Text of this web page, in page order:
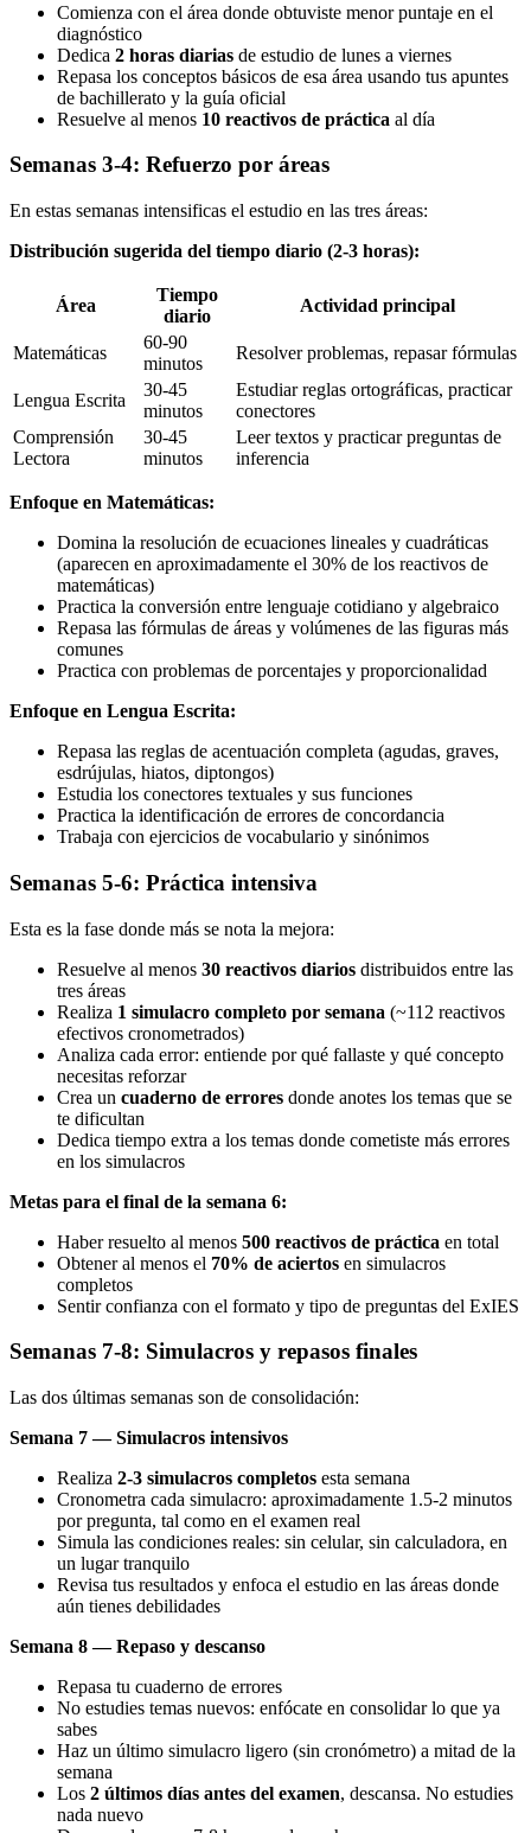
Comienza con el área donde obtuviste menor puntaje en el
diagnóstico
Dedica 2 horas diarias de estudio de lunes a viernes
Repasa los conceptos básicos de esa área usando tus apuntes
de bachillerato y la guía oficial
Resuelve al menos 10 reactivos de práctica al día
Semanas 3-4: Refuerzo por áreas
En estas semanas intensificas el estudio en las tres áreas:
Distribución sugerida del tiempo diario (2-3 horas):
Área
Tiempo
diario
Actividad principal
Matemáticas
60-90
minutos
Resolver problemas, repasar fórmulas
Lengua Escrita
30-45
minutos
Estudiar reglas ortográficas, practicar
conectores
Comprensión
Lectora
30-45
minutos
Leer textos y practicar preguntas de
inferencia
Enfoque en Matemáticas:
Domina la resolución de ecuaciones lineales y cuadráticas
(aparecen en aproximadamente el 30% de los reactivos de
matemáticas)
Practica la conversión entre lenguaje cotidiano y algebraico
Repasa las fórmulas de áreas y volúmenes de las figuras más
comunes
Practica con problemas de porcentajes y proporcionalidad
Enfoque en Lengua Escrita:
Repasa las reglas de acentuación completa (agudas, graves,
esdrújulas, hiatos, diptongos)
Estudia los conectores textuales y sus funciones
Practica la identificación de errores de concordancia
Trabaja con ejercicios de vocabulario y sinónimos
Semanas 5-6: Práctica intensiva
Esta es la fase donde más se nota la mejora:
Resuelve al menos 30 reactivos diarios distribuidos entre las
tres áreas
Realiza 1 simulacro completo por semana (~112 reactivos
efectivos cronometrados)
Analiza cada error: entiende por qué fallaste y qué concepto
necesitas reforzar
Crea un cuaderno de errores donde anotes los temas que se
te dificultan
Dedica tiempo extra a los temas donde cometiste más errores
en los simulacros
Metas para el final de la semana 6:
Haber resuelto al menos 500 reactivos de práctica en total
Obtener al menos el 70% de aciertos en simulacros
completos
Sentir confianza con el formato y tipo de preguntas del ExIES
Semanas 7-8: Simulacros y repasos finales
Las dos últimas semanas son de consolidación:
Semana 7 — Simulacros intensivos
Realiza 2-3 simulacros completos esta semana
Cronometra cada simulacro: aproximadamente 1.5-2 minutos
por pregunta, tal como en el examen real
Simula las condiciones reales: sin celular, sin calculadora, en
un lugar tranquilo
Revisa tus resultados y enfoca el estudio en las áreas donde
aún tienes debilidades
Semana 8 — Repaso y descanso
Repasa tu cuaderno de errores
No estudies temas nuevos: enfócate en consolidar lo que ya
sabes
Haz un último simulacro ligero (sin cronómetro) a mitad de la
semana
Los 2 últimos días antes del examen, descansa. No estudies
nada nuevo